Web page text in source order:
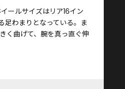
ールサイズはリア16イン
足わまりとなっている。ま
く曲げて、腕を真っ直ぐ伸